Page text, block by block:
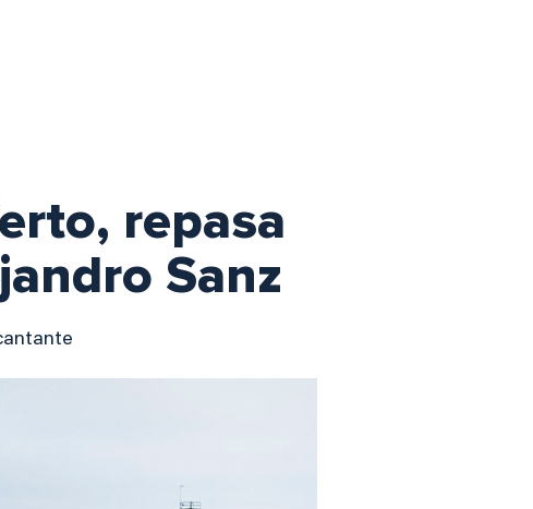
repasa
Sanz